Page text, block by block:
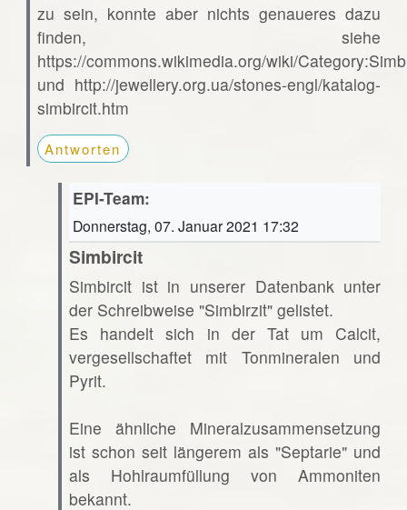
zu sein, konnte aber nichts genaueres dazu
finden, siehe
https://commons.wikimedia.org/wiki/
und http://jewellery.org.ua/stones-engl/katalog-
simbircit.htm
Antworten
EPI-Team:
Donnerstag, 07. Januar 2021 17:32
Simbircit
Simbircit ist in unserer Datenbank unter
der Schreibweise "Simbirzit" gelistet.
Es handelt sich in der Tat um Calcit,
vergesellschaftet mit Tonmineralen und
Pyrit.
Eine ähnliche Mineralzusammensetzung
ist schon seit längerem als "Septarie" und
als Hohlraumfüllung von Ammoniten
bekannt.